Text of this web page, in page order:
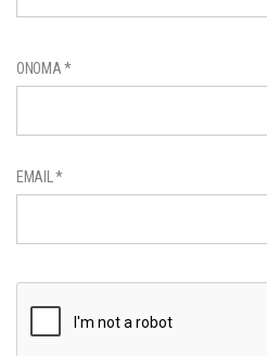
ΌΝΟΜΑ*
EMAIL*